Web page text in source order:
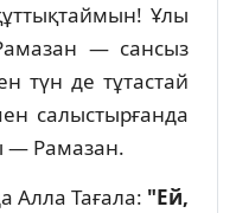
Ұлы
— сансыз
түн де тұтастай
салыстырғанда
— Рамазан.
Алла Тағала: "Ей,